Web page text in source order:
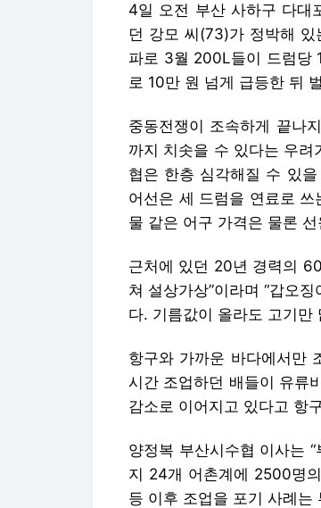
4일 오전 부산 사하구 다대
던 강모 씨(73)가 정박해
파로 3월 200L들이 드럼당
로 10만 원 넘게 급등한 뒤
중동전쟁이 조속하게 끝나
까지 치솟을 수 있다는 우
협은 한층 심각해질 수 있
어선은 세 드럼을 연료로 쓰
물 같은 어구 가격은 물론
근처에 있던 20년 경력의
쳐 설상가상”이라며 “갑오
다. 기름값이 올라도 고기만
항구와 가까운 바다에서만
시간 조업하던 배들이 유류
감소로 이어지고 있다고 항
양정복 부산시수협 이사는
지 24개 어촌계에 2500명
등 이후 조업을 포기 사례는